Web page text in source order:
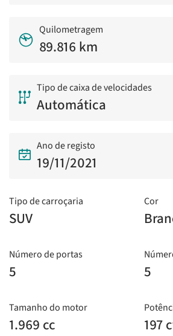
Quilometragem
89.816 km
Tipo de caixa de velocidades
Automática
Ano de registo
19/11/2021
Tipo de carroçaria
SUV
Cor
Número de portas
5 5
Tamanho do motor
1.969 cc 197